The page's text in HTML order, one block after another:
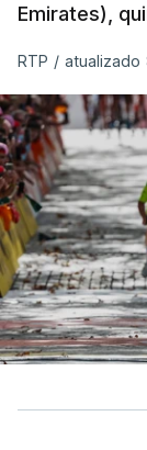
Emirates),
RTP / atualizado